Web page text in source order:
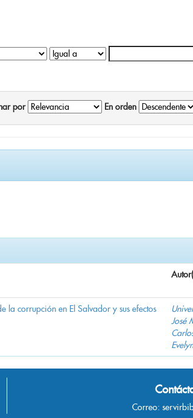
por En orden
la corrupción en El Salvador y sus efectos
José
Evelyn
Correo: